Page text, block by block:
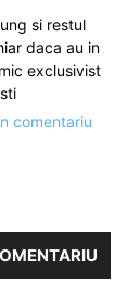
si restul
daca au in
exclusivist
comentariu